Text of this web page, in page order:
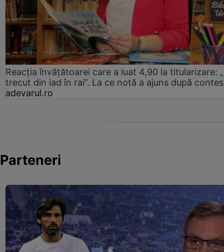
Reacția învățătoarei care a luat 4,90 la titularizare:
trecut din iad în rai”. La ce notă a ajuns după
adevarul.ro
Parteneri